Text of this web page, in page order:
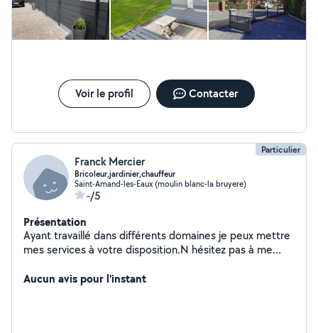
Voir le profil Contacter
Particulier
Franck Mercier
Bricoleur,jardinier,chauffeur
Saint-Amand-les-Eaux (moulin blanc-la bruyere)
-/5
Présentation
Ayant travaillé dans différents domaines je peux mettre
mes services à votre disposition.N hésitez pas à me
Aucun avis pour l'instant